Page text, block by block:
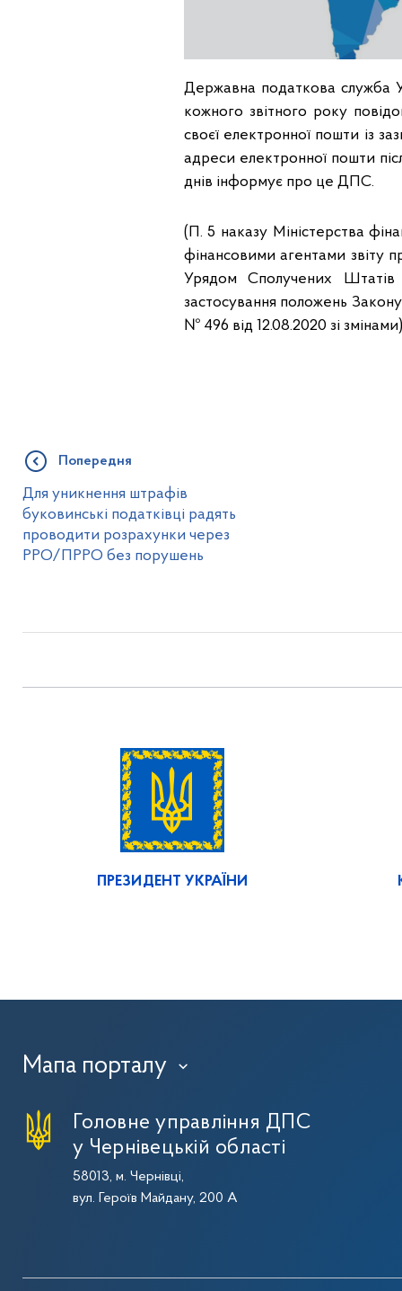
Державна податкова служба
кожного звітного року
своєї електронної пошти із
адреси електронної пошти
днів інформує про це ДПС.
(П. 5 наказу Міністерства
фінансовими агентами звіту
Урядом Сполучених
застосування положень
№ 496 від 12.08.2020 зі
Попередня
Для уникнення штрафів
буковинські податківці радять
проводити розрахунки через
РРО/ПРРО без порушень
ПРЕЗИДЕНТ УКРАЇНИ
Мапа порталу ›
Головне управління ДПС
у Чернівецькій області
58013, м. Чернівці,
вул. Героїв Майдану, 200 А